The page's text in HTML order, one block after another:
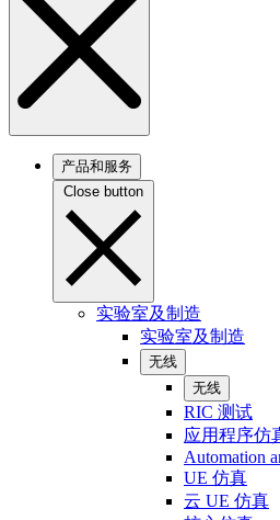
产品和服务
Close button
实验室及制造
实验室及制造
无线
无线
RIC 测试
应用程序仿
Automation
UE 仿真
云 UE 仿真